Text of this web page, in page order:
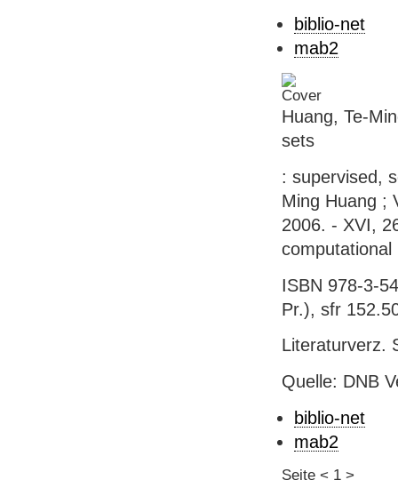
biblio-net
mab2
Huang, Te-
sets
: supervised,
Ming Huang ;
2006. - XVI,
computational
ISBN 978-3-
Pr.), sfr
Literaturverz.
Quelle: DNB
biblio-net
mab2
Seite < 1 >